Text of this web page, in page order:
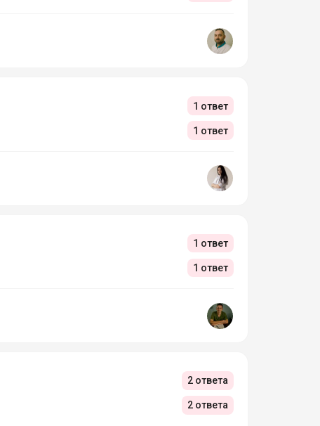
1 ответ
1 ответ
1 ответ
1 ответ
2 ответа
2 ответа